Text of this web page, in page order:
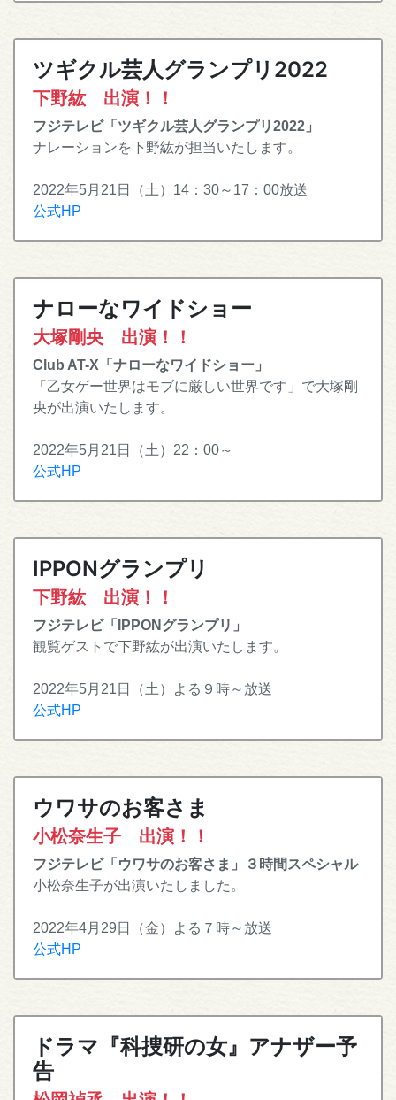
ツギクル芸人グランプリ2022
下野紘 出演！！
フジテレビ「ツギクル芸人グランプリ2022 」
ナレーションを下野紘が担当いたします。
2022年5月21日（土）14：30～17：00放送
公式HP
ナローなワイドショー
大塚剛央 出演！！
Club AT-X「ナローなワイドショー」
「乙女ゲー世界はモブに厳しい世界です」で大塚剛
央が出演いたします。
2022年5月21日（土）22：00～
公式HP
IPPONグランプリ
下野紘 出演！！
フジテレビ「IPPONグランプリ」
観覧ゲストで下野紘が出演いたします。
2022年5月21日（土）よる９時～放送
公式HP
ウワサのお客さま
小松奈生子 出演！！
フジテレビ「ウワサのお客さま」３時間スペシャル
小松奈生子が出演いたしました。
2022年4月29日（金）よる７時～放送
公式HP
ドラマ『科捜研の女』アナザー予
告